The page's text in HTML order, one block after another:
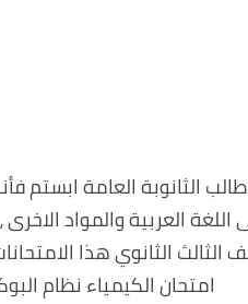
الثانوبة العامة
الثالث الثانوي هذا
امتحان الكيمياء نظام